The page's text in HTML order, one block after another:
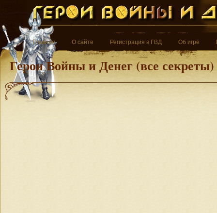
Главная О сайте Регистрация в ГВД Об игре
Герои Войны и Денег (все секреты)